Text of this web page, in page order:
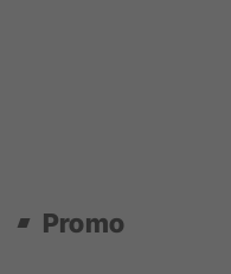
Promo